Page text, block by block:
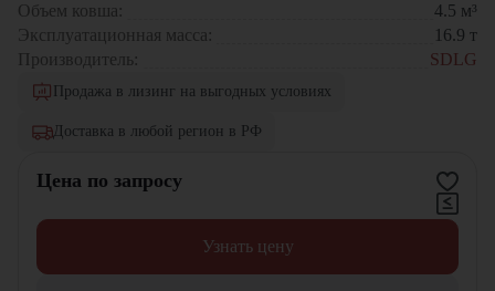
Объем ковша:
4.5 м³
Эксплуатационная масса:
16.9 т
Производитель:
SDLG
Продажа в лизинг на выгодных условиях
Доставка в любой регион в РФ
Цена по запросу
Узнать цену